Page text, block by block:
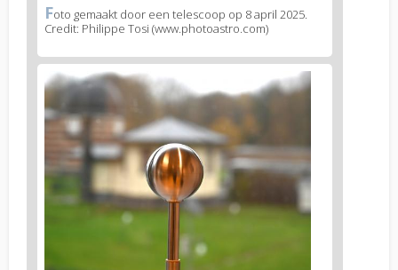
News
image
legend
1
Foto gemaakt door een telescoop op 8 april 2025.
Credit: Philippe Tosi (www.photoastro.com)
News
image
2